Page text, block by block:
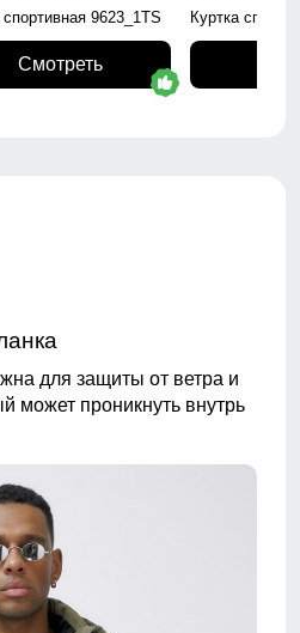
спортивная 9623_1TS
Смотреть
Куртка
для защиты от ветра и
может проникнуть внутрь